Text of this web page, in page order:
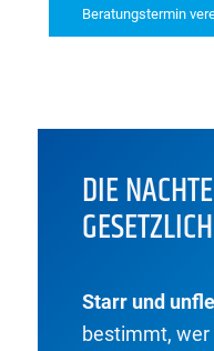
Beratungstermin
DIE
Starr und
bestimmt,